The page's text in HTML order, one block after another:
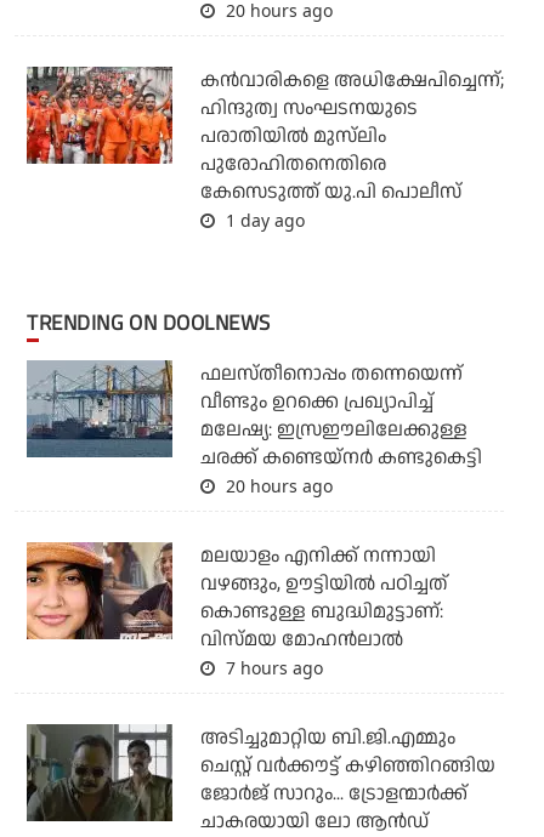
20 hours ago
കന്‍വാരികളെ അധിക്ഷേപിച്ചെന്ന്;
ഹിന്ദുത്വ സംഘടനയുടെ
പരാതിയില്‍ മുസ്‌ലിം
പുരോഹിതനെതിരെ
കേസെടുത്ത് യു.പി പൊലീസ്
1 day ago
TRENDING ON DOOLNEWS
ഫലസ്തീനൊപ്പം തന്നെയെന്ന്
വീണ്ടും ഉറക്കെ പ്രഖ്യാപിച്ച്
മലേഷ്യ: ഇസ്രഈലിലേക്കുള്ള
ചരക്ക് കണ്ടെയ്‌നര്‍ കണ്ടുകെട്ടി
20 hours ago
മലയാളം എനിക്ക് നന്നായി
വഴങ്ങും, ഊട്ടിയില്‍ പഠിച്ചത്
കൊണ്ടുള്ള ബുദ്ധിമുട്ടാണ്:
വിസ്മയ മോഹന്‍ലാല്‍
7 hours ago
അടിച്ചുമാറ്റിയ ബി.ജി.എമ്മും
ചെസ്റ്റ് വര്‍ക്കൗട്ട് കഴിഞ്ഞിറങ്ങിയ
ജോര്‍ജ് സാറും... ട്രോളന്മാര്‍ക്ക്
ചാകരയായി ലോ ആന്‍ഡ്